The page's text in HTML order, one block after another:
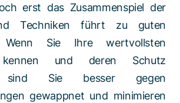
erst das Zusammenspiel der
Techniken führt zu guten
Wenn Sie Ihre wertvollsten
kennen und deren Schutz
sind Sie besser gegen
gewappnet und minimieren